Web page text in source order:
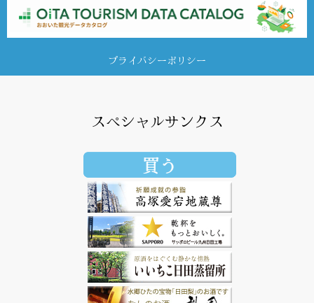
プライバシーポリシー
スペシャルサンクス